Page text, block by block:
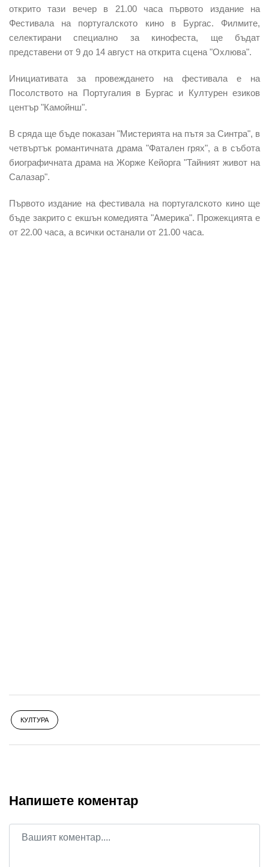
открито тази вечер в 21.00 часа първото издание на
Фестивала на португалското кино в Бургас. Филмите,
селектирани специално за кинофеста, ще бъдат
представени от 9 до 14 август на открита сцена "Охлюва".
Инициативата за провеждането на фестивала е на
Посолството на Португалия в Бургас и Културен езиков
център "Камойнш".
В сряда ще бъде показан "Мистерията на пътя за Синтра", в
четвъртък романтичната драма "Фатален грях", а в събота
биографичната драма на Жорже Кейорга "Тайният живот на
Салазар".
Първото издание на фестивала на португалското кино ще
бъде закрито с екшън комедията "Америка". Прожекцията е
от 22.00 часа, а всички останали от 21.00 часа.
КУЛТУРА
Напишете коментар